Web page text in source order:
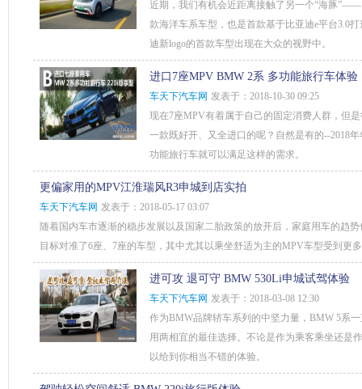
近期，我们有机会近距离接触了另一个“海豚
款海洋车系车型，也是首款基于比亚迪e平台3.0
迪新logo的首款车型出现在大众的视野中。
进口7座MPV BMW 2系 多功能旅行车体验
车天下汽车网 发表于：2018-10-30 09:25
现在7座MPV有着属于自己的固定消费人群，但
一款既好开、又全进口的呢？自然是有的--2018
功能旅行车就可以满足这样的需求。
更偏家用的MPV江淮瑞风R3申城到店实拍
车天下汽车网 发表于：2018-05-17 03:07
随着国内车市逐渐的稳步发展以及国家二胎政策的放开后，家庭用车的趋
目标对准了6座、7座的车型，其中尤其以乘坐舒适为主的MPV车型受到更
进可攻 退可守 BMW 530Li申城试驾体验
车天下汽车网 发表于：2018-03-08 12:30
作为BMW品牌轿车系列的中坚力量，BMW 5系
用两相宜的最佳选择。不论是作为乘客乘坐还是
以给到你相当不错的体验。